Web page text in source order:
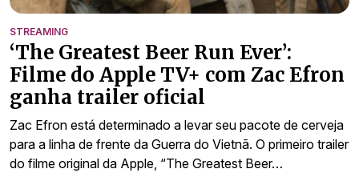
STREAMING
‘The Greatest Beer Run Ever’:
Filme do Apple TV+ com Zac Efron
ganha trailer oficial
Zac Efron está determinado a levar seu pacote de cerveja
para a linha de frente da Guerra do Vietnã. O primeiro trailer
do filme original da Apple, “The Greatest Beer…